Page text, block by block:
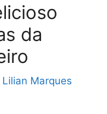
da
Lilian Marques